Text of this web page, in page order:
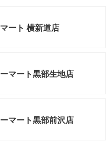
ート 横新道店
マート黒部生地店
マート黒部前沢店